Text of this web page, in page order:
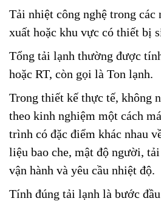
Tải nhiệt công nghệ trong các
xuất hoặc khu vực có thiết bị
Tổng tải lạnh thường được
hoặc RT, còn gọi là Ton lạnh.
Trong thiết kế thực tế, không
theo kinh nghiệm một cách
trình có đặc điểm khác nhau
liệu bao che, mật độ người,
vận hành và yêu cầu nhiệt độ.
Tính đúng tải lạnh là bước